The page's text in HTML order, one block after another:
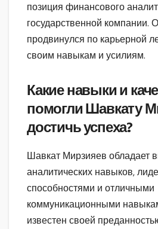
позиция финансового
государственной компании.
продвинулся по карьерной
своим навыкам и усилиям.
Какие навыки и
помогли Шавкату
достичь успеха?
Шавкат Мирзияев обладает
аналитических навыков,
способностями и отличными
коммуникационными
известен своей